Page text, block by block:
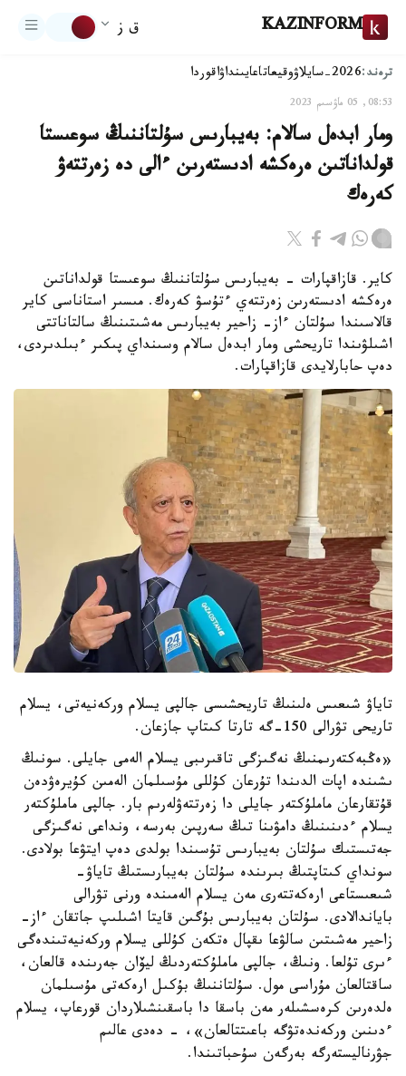
KAZINFORM ق ز
ترەند:2026-سايلاۋ وقيعاتاعايىنداۋاقوردا
08:53, 05 ماۋسىم 2023
ومار ابدەل سالام: بەيبارىس سۇلتاننىڭ سوعىستا
قولداناتىن ەرەكشە ادىستەرىن ءالى دە زەرتتەۋ
كەرەك
كاير. قازاقپارات - بەيبارىس سۇلتاننىڭ سوعىستا قولداناتىن
ەرەكشە ادىستەرىن زەرتتەي ءتۇسۋ كەرەك. مىسىر استاناسى كاير
قالاسىندا سۇلتان ءاز- زاحير بەيبارىس مەشىتىنىڭ سالتاناتتى
اشىلۋىندا تاريحشى ومار ابدەل سالام وسىنداي پىكىر ءبىلدىردى،
دەپ حابارلايدى قازاقپارات.
تاياۋ شىعىس ەلىنىڭ تاريحشىسى جالپى يسلام وركەنيەتى، يسلام
تاريحى تۋرالى 150-گە تارتا كىتاپ جازعان.
«ەڭبەكتەرىمنىڭ نەگىزگى تاقىرىبى يسلام الەمى جايلى. سونىڭ
ىشىندە اپات الدىندا تۇرعان كۇللى مۇسىلمان الەمىن كۇيرەۋدەن
قۇتقارعان ماملۇكتەر جايلى دا زەرتتەۋلەرىم بار. جالپى ماملۇكتەر
يسلام ءدىنىنىڭ دامۋىنا تىڭ سەرپىن بەرسە، ونداعى نەگىزگى
جەتىستىك سۇلتان بەيبارىس تۇسىندا بولدى دەپ ايتۋعا بولادى.
سونداي كىتاپتىڭ بىرىندە سۇلتان بەيبارىستىڭ تاياۋ-
شىعىستاعى ارەكەتتەرى مەن يسلام الەمىندە ورنى تۋرالى
باياندالادى. سۇلتان بەيبارىس بۇگىن قايتا اشىلىپ جاتقان ءاز-
زاحير مەشىتىن سالۋعا ىقپال ەتكەن كۇللى يسلام وركەنيەتىندەگى
ءىرى تۇلعا. ونىڭ، جالپى ماملۇكتەردىڭ ليۆان جەرىندە قالعان،
ساقتالعان مۇراسى مول. سۇلتاننىڭ بۇكىل ارەكەتى مۇسىلمان
ەلدەرىن كرەسشىلەر مەن باسقا دا باسقىنشىلاردان قورعاپ، يسلام
ءدىنىن وركەندەتۋگە باعىتتالعان»، - دەدى عالىم
جۋرناليستەرگە بەرگەن سۇحباتىندا.